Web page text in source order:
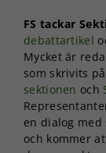
FS tackar
debattartikel
Mycket är
som skrivits
sektionen och
en dialog
och kommer